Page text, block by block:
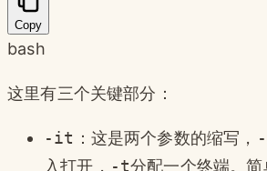
Copy
bash
这里有三个关键部分：
-it ：这是两个参数的缩写，
入打开， -t分配一个终端。